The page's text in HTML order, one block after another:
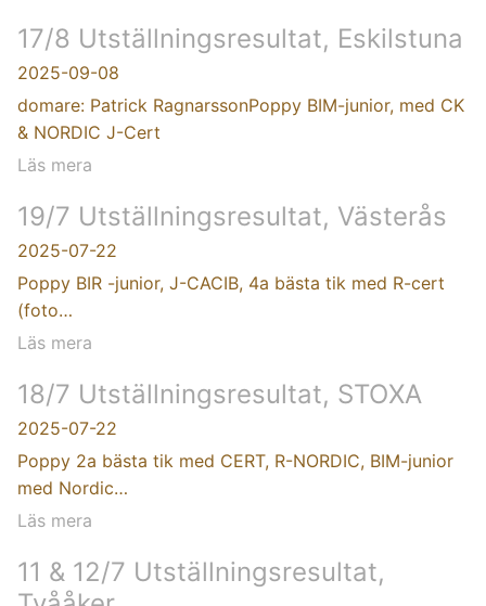
17/8 Utställningsresultat, Eskilstuna
2025-09-08
domare: Patrick RagnarssonPoppy BIM-junior, med CK
& NORDIC J-Cert
Läs mera
19/7 Utställningsresultat, Västerås
2025-07-22
Poppy BIR -junior, J-CACIB, 4a bästa tik med R-cert
(foto…
Läs mera
18/7 Utställningsresultat, STOXA
2025-07-22
Poppy 2a bästa tik med CERT, R-NORDIC, BIM-junior
med Nordic…
Läs mera
11 & 12/7 Utställningsresultat,